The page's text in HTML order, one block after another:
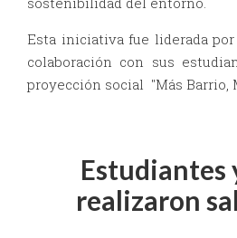
Esta iniciativa fue liderada
colaboración con sus
proyección social "Más Barrio,
Estudiantes
realizaron